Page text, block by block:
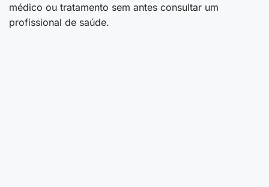
médico ou tratamento sem antes consultar um
profissional de saúde.